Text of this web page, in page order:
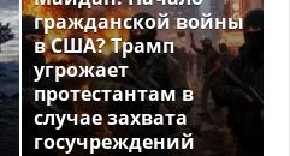
гражданской войны
в США? Трамп
угрожает
протестантам в
случае захвата
госучреждений